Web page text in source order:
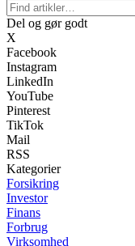
Del og gør godt
X
Facebook
Instagram
LinkedIn
YouTube
Pinterest
TikTok
Mail
RSS
Kategorier
Forsikring
Investor
Finans
Forbrug
Virksomhed